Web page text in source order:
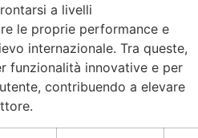
a livelli
le proprie performance e
internazionale. Tra queste,
funzionalità innovative e per
contribuendo a elevare